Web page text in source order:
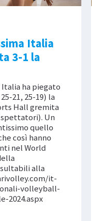
Italia
3-1 la
Italia ha piegato
21, 25-19) la
Hall gremita
spettatori). Un
quello
così hanno
nel World
alla
it-
volleyball-
2024.aspx